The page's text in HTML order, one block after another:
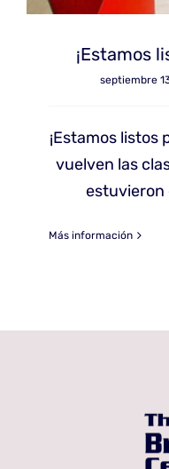
¡Estamos
septiembre
¡Estamos listos
vuelven las
estuvieron
Más información